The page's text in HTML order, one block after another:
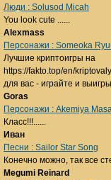
Люди : Solusod Micah
You look cute ......
Alexmass
Персонажи : Someoka
Лучшие криптоигры на
https://fakto.top/en/
для вас - играйте и
Goras
Персонажи : Akemiya
Класс!!!......
Иван
Песни : Sailor Star Song
Конечно можно, так все
Megumi Reinard